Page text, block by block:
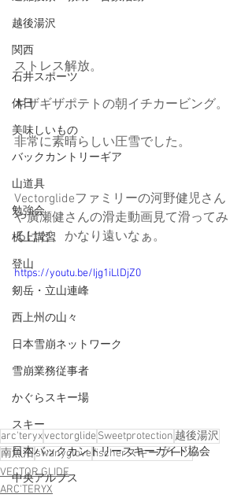
越後湯沢
関西
石井スポーツ
休日
美味しいもの
バックカントリーギア
山道具
勉強会
机上講習
登山
剱岳・立山連峰
西上州の山々
日本雪崩ネットワーク
雪崩業務従事者
かぐらスキー場
スキー
日本バックカントリースキーガイド協会
中央アルプス
ストレス解放。
ギザギザポテトの朝イチカービング。
非常に素晴らしい圧雪でした。
Vectorglideファミリーの河野健児さん
や廣瀬健さんの滑走動画見て滑ってみ
るけど、かなり遠いなぁ。
https://youtu.be/Ijg1iLlDjZ0
arc'teryxvectorglideSweetprotection 越後湯沢
南魚沼swanyglovefischerスキーブーツ
VECTOR GLIDE
ARC'TERYX